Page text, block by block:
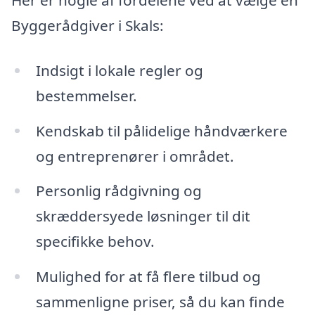
Byggerådgiver i Skals:
Indsigt i lokale regler og
bestemmelser.
Kendskab til pålidelige håndværkere
og entreprenører i området.
Personlig rådgivning og
skræddersyede løsninger til dit
specifikke behov.
Mulighed for at få flere tilbud og
sammenligne priser, så du kan finde